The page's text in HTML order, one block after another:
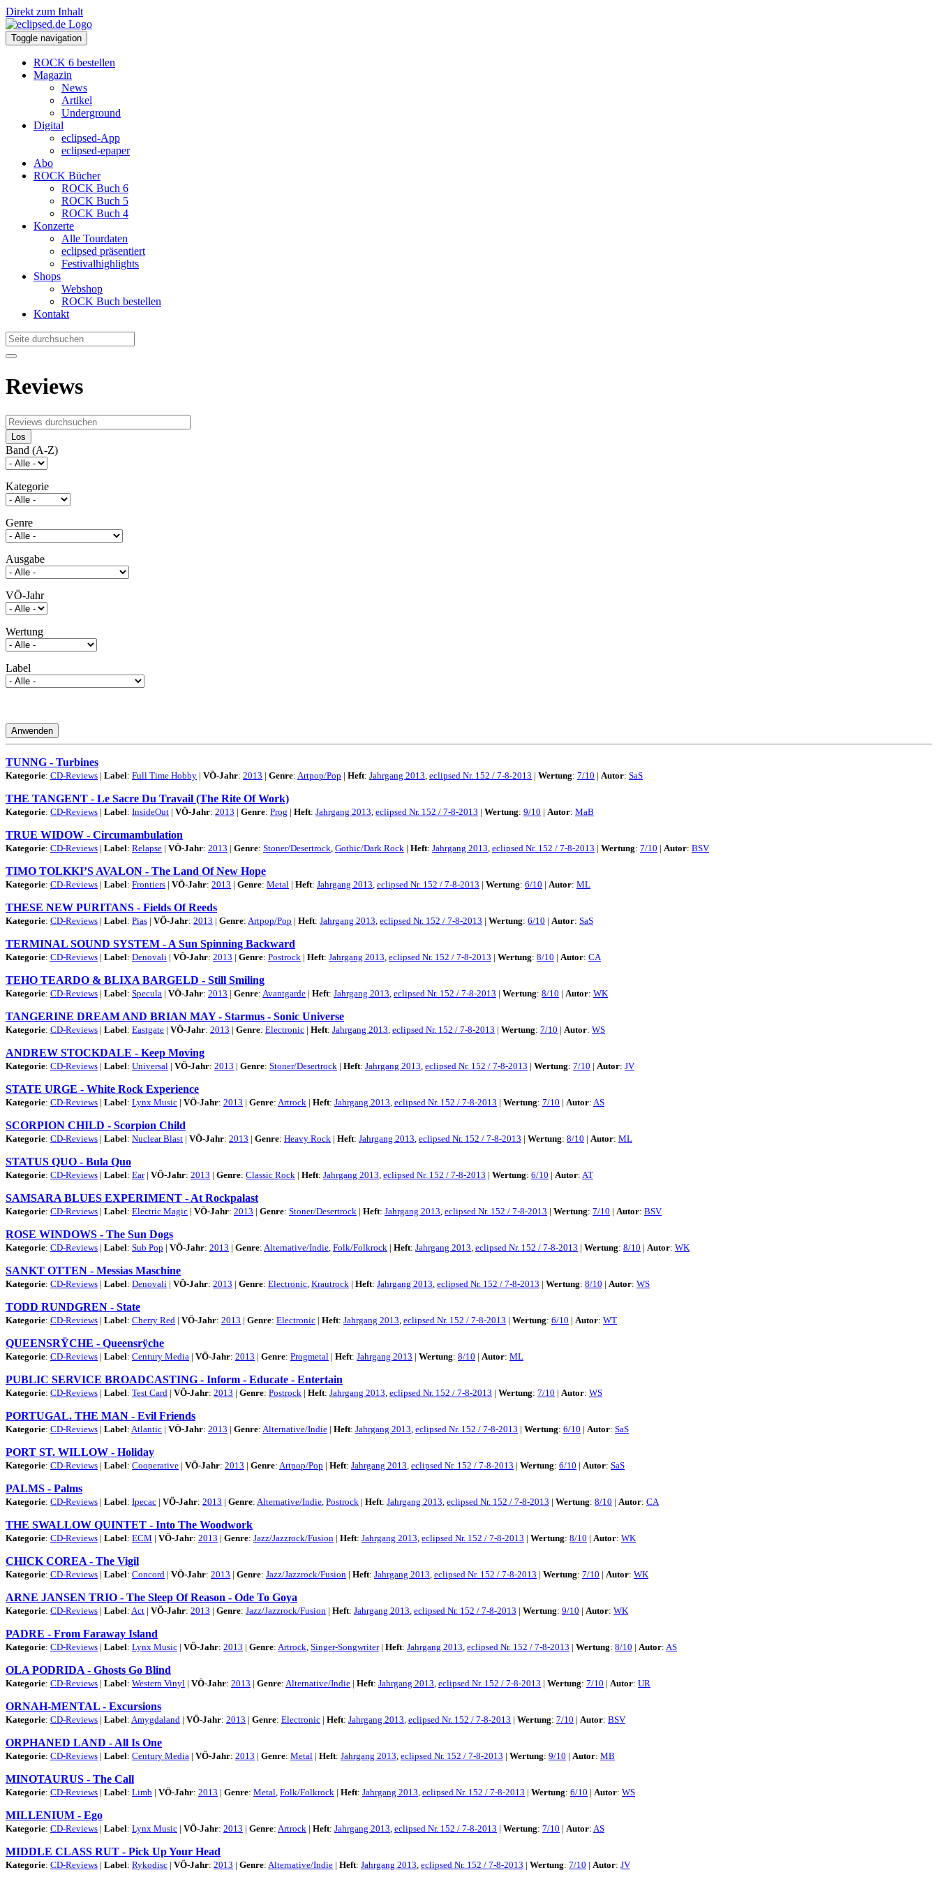
Direkt zum Inhalt
Toggle navigation
ROCK 6 bestellen
Magazin
News
Artikel
Underground
Digital
eclipsed-App
eclipsed-epaper
Abo
ROCK Bücher
ROCK Buch 6
ROCK Buch 5
ROCK Buch 4
Konzerte
Alle Tourdaten
eclipsed präsentiert
Festivalhighlights
Shops
Webshop
ROCK Buch bestellen
Kontakt
Reviews
Los
Band (A-Z)
Kategorie
Genre
Ausgabe
VÖ-Jahr
Wertung
Label
Anwenden
TUNNG - Turbines
Kategorie: CD-Reviews | Label: Full Time Hobby | VÖ-Jahr: 2013 | Genre: Artpop/Pop | Heft: Jahrgang 2013 eclipsed Nr. 152 / 7-8-2013 | Wertung: 7/10 | Autor: SaS
THE TANGENT - Le Sacre Du Travail (The Rite Of Work)
Kategorie: CD-Reviews | Label: InsideOut | VÖ-Jahr: 2013 | Genre: Prog | Heft: Jahrgang 2013 eclipsed Nr. 152 / 7-8-2013 | Wertung: 9/10 | Autor: MaB
TRUE WIDOW - Circumambulation
Kategorie: CD-Reviews | Label: Relapse | VÖ-Jahr: 2013 | Genre: Stoner/Desertrock Gothic/Dark Rock | Heft: Jahrgang 2013 eclipsed Nr. 152 / 7-8-2013 | Wertung: 7/10 | Autor: BSV
TIMO TOLKKI’S AVALON - The Land Of New Hope
Kategorie: CD-Reviews | Label: Frontiers | VÖ-Jahr: 2013 | Genre: Metal | Heft: Jahrgang 2013 eclipsed Nr. 152 / 7-8-2013 | Wertung: 6/10 | Autor: ML
THESE NEW PURITANS - Fields Of Reeds
Kategorie: CD-Reviews | Label: Pias | VÖ-Jahr: 2013 | Genre: Artpop/Pop | Heft: Jahrgang 2013 eclipsed Nr. 152 / 7-8-2013 | Wertung: 6/10 | Autor: SaS
TERMINAL SOUND SYSTEM - A Sun Spinning Backward
Kategorie: CD-Reviews | Label: Denovali | VÖ-Jahr: 2013 | Genre: Postrock | Heft: Jahrgang 2013 eclipsed Nr. 152 / 7-8-2013 | Wertung: 8/10 | Autor: CA
TEHO TEARDO & BLIXA BARGELD - Still Smiling
Kategorie: CD-Reviews | Label: Specula | VÖ-Jahr: 2013 | Genre: Avantgarde | Heft: Jahrgang 2013 eclipsed Nr. 152 / 7-8-2013 | Wertung: 8/10 | Autor: WK
TANGERINE DREAM AND BRIAN MAY - Starmus - Sonic Universe
Kategorie: CD-Reviews | Label: Eastgate | VÖ-Jahr: 2013 | Genre: Electronic | Heft: Jahrgang 2013 eclipsed Nr. 152 / 7-8-2013 | Wertung: 7/10 | Autor: WS
ANDREW STOCKDALE - Keep Moving
Kategorie: CD-Reviews | Label: Universal | VÖ-Jahr: 2013 | Genre: Stoner/Desertrock | Heft: Jahrgang 2013 eclipsed Nr. 152 / 7-8-2013 | Wertung: 7/10 | Autor: JV
STATE URGE - White Rock Experience
Kategorie: CD-Reviews | Label: Lynx Music | VÖ-Jahr: 2013 | Genre: Artrock | Heft: Jahrgang 2013 eclipsed Nr. 152 / 7-8-2013 | Wertung: 7/10 | Autor: AS
SCORPION CHILD - Scorpion Child
Kategorie: CD-Reviews | Label: Nuclear Blast | VÖ-Jahr: 2013 | Genre: Heavy Rock | Heft: Jahrgang 2013 eclipsed Nr. 152 / 7-8-2013 | Wertung: 8/10 | Autor: ML
STATUS QUO - Bula Quo
Kategorie: CD-Reviews | Label: Ear| VÖ-Jahr: 2013 | Genre: Classic Rock | Heft: Jahrgang 2013 eclipsed Nr. 152 / 7-8-2013 | Wertung: 6/10 | Autor: AT
SAMSARA BLUES EXPERIMENT - At Rockpalast
Kategorie: CD-Reviews | Label: Electric Magic | VÖ-Jahr: 2013 | Genre: Stoner/Desertrock | Heft: Jahrgang 2013 eclipsed Nr. 152 / 7-8-2013 | Wertung: 7/10 | Autor: BSV
ROSE WINDOWS - The Sun Dogs
Kategorie: CD-Reviews | Label: Sub Pop | VÖ-Jahr: 2013 | Genre: Alternative/Indie Folk/Folkrock | Heft: Jahrgang 2013 eclipsed Nr. 152 / 7-8-2013 | Wertung: 8/10 | Autor: WK
SANKT OTTEN - Messias Maschine
Kategorie: CD-Reviews | Label: Denovali | VÖ-Jahr: 2013 | Genre: Electronic Krautrock | Heft: Jahrgang 2013 eclipsed Nr. 152 / 7-8-2013 | Wertung: 8/10 | Autor: WS
TODD RUNDGREN - State
Kategorie: CD-Reviews | Label: Cherry Red | VÖ-Jahr: 2013 | Genre: Electronic | Heft: Jahrgang 2013 eclipsed Nr. 152 / 7-8-2013 | Wertung: 6/10 | Autor: WT
QUEENSRŸCHE - Queensrÿche
Kategorie: CD-Reviews | Label: Century Media | VÖ-Jahr: 2013 | Genre: Progmetal | Heft: Jahrgang 2013 | Wertung: 8/10 | Autor: ML
PUBLIC SERVICE BROADCASTING - Inform - Educate - Entertain
Kategorie: CD-Reviews | Label: Test Card | VÖ-Jahr: 2013 | Genre: Postrock | Heft: Jahrgang 2013 eclipsed Nr. 152 / 7-8-2013 | Wertung: 7/10 | Autor: WS
PORTUGAL. THE MAN - Evil Friends
Kategorie: CD-Reviews | Label: Atlantic | VÖ-Jahr: 2013 | Genre: Alternative/Indie | Heft: Jahrgang 2013 eclipsed Nr. 152 / 7-8-2013 | Wertung: 6/10 | Autor: SaS
PORT ST. WILLOW - Holiday
Kategorie: CD-Reviews | Label: Cooperative | VÖ-Jahr: 2013 | Genre: Artpop/Pop | Heft: Jahrgang 2013 eclipsed Nr. 152 / 7-8-2013 | Wertung: 6/10 | Autor: SaS
PALMS - Palms
Kategorie: CD-Reviews | Label: Ipecac | VÖ-Jahr: 2013 | Genre: Alternative/Indie Postrock | Heft: Jahrgang 2013 eclipsed Nr. 152 / 7-8-2013 | Wertung: 8/10 | Autor: CA
THE SWALLOW QUINTET - Into The Woodwork
Kategorie: CD-Reviews | Label: ECM | VÖ-Jahr: 2013 | Genre: Jazz/Jazzrock/Fusion | Heft: Jahrgang 2013 eclipsed Nr. 152 / 7-8-2013 | Wertung: 8/10 | Autor: WK
CHICK COREA - The Vigil
Kategorie: CD-Reviews | Label: Concord | VÖ-Jahr: 2013 | Genre: Jazz/Jazzrock/Fusion | Heft: Jahrgang 2013 eclipsed Nr. 152 / 7-8-2013 | Wertung: 7/10 | Autor: WK
ARNE JANSEN TRIO - The Sleep Of Reason - Ode To Goya
Kategorie: CD-Reviews | Label: Act | VÖ-Jahr: 2013 | Genre: Jazz/Jazzrock/Fusion | Heft: Jahrgang 2013 eclipsed Nr. 152 / 7-8-2013 | Wertung: 9/10 | Autor: WK
PADRE - From Faraway Island
Kategorie: CD-Reviews | Label: Lynx Music | VÖ-Jahr: 2013 | Genre: Artrock Singer-Songwriter| Heft: Jahrgang 2013 eclipsed Nr. 152 / 7-8-2013 | Wertung: 8/10 | Autor: AS
OLA PODRIDA - Ghosts Go Blind
Kategorie: CD-Reviews | Label: Western Vinyl | VÖ-Jahr: 2013 | Genre: Alternative/Indie | Heft: Jahrgang 2013 eclipsed Nr. 152 / 7-8-2013 | Wertung: 7/10 | Autor: UR
ORNAH-MENTAL - Excursions
Kategorie: CD-Reviews | Label: Amygdaland | VÖ-Jahr: 2013 | Genre: Electronic | Heft: Jahrgang 2013 eclipsed Nr. 152 / 7-8-2013 | Wertung: 7/10 | Autor: BSV
ORPHANED LAND - All Is One
Kategorie: CD-Reviews | Label: Century Media | VÖ-Jahr: 2013 | Genre: Metal | Heft: Jahrgang 2013 eclipsed Nr. 152 / 7-8-2013 | Wertung: 9/10 | Autor: MB
MINOTAURUS - The Call
Kategorie: CD-Reviews | Label: Limb | VÖ-Jahr: 2013 | Genre: Metal Folk/Folkrock | Heft: Jahrgang 2013 eclipsed Nr. 152 / 7-8-2013 | Wertung: 6/10 | Autor: WS
MILLENIUM - Ego
Kategorie: CD-Reviews | Label: Lynx Music | VÖ-Jahr: 2013 | Genre: Artrock | Heft: Jahrgang 2013 eclipsed Nr. 152 / 7-8-2013 | Wertung: 7/10 | Autor: AS
MIDDLE CLASS RUT - Pick Up Your Head
Kategorie: CD-Reviews | Label: Rykodisc | VÖ-Jahr: 2013 | Genre: Alternative/Indie | Heft: Jahrgang 2013 eclipsed Nr. 152 / 7-8-2013 | Wertung: 7/10 | Autor: JV